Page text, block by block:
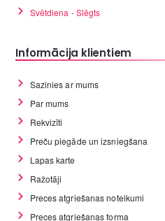
Svētdiena - Slēgts
Informācija klientiem
Sazinies ar mums
Par mums
Rekvizīti
Preču piegāde un izsniegšana
Lapas karte
Ražotāji
Preces atgriešanas noteikumi
Preces atgriešanas forma